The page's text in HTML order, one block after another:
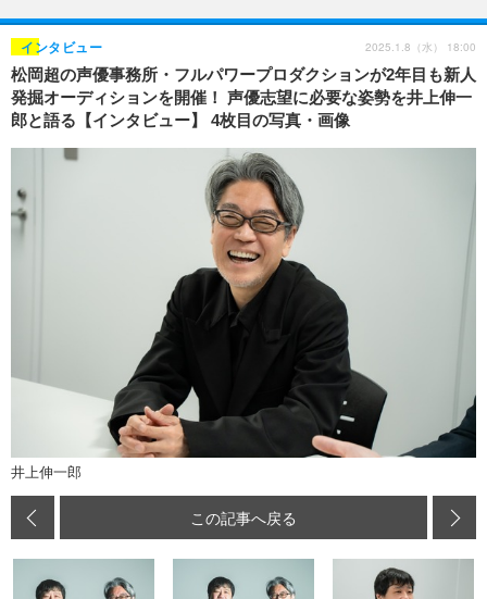
ゲーム グッズ
イベント
海外イベント ビジネス
俳優・タレント アーティスト
ビジネス
アニメ 実写
書評 イベント
動画
アニメ 映画/ドラマ
連載・コラム
松岡超の声優事務所・フルパワープロダクションが2年目も新人
発掘オーディションを開催！ 声優志望に必要な姿勢を井上伸一
郎と語る【インタビュー】 4枚目の写真・画像
インタビュー 2025.1.8（水） 18:00
井上伸一郎
この記事へ戻る